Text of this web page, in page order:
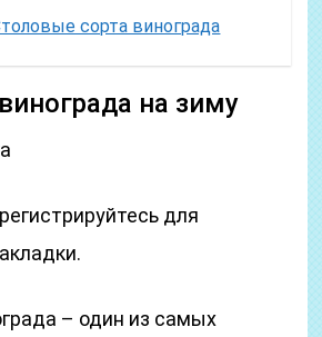
сорта винограда
на зиму
для
– один из самых